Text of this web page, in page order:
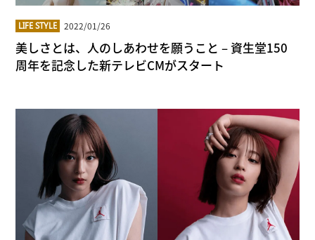
LIFE STYLE 2022/01/26
美しさとは、人のしあわせを願うこと – 資生堂150
周年を記念した新テレビCMがスタート